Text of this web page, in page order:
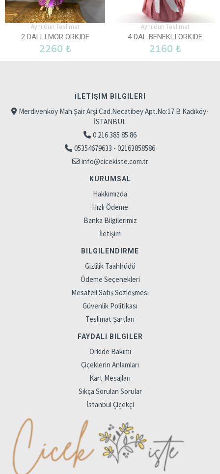
Aynı Gün Teslimat
2 DALLI MOR ORKIDE
2260 ₺
Aynı Gün Teslimat
4 DAL BENEKLI ORKIDE
2160 ₺
İLETIŞIM BILGILERI
Merdivenköy Mah.Şair Arşi Cad.Necatibey Apt.No:17 B Kadıköy-
İSTANBUL
0 216 385 85 86
05354679633 - 02163858586
info@cicekiste.com.tr
KURUMSAL
Hakkımızda
Hızlı Ödeme
Banka Bilgilerimiz
İletişim
BILGILENDIRME
Gizlilik Taahhüdü
Ödeme Seçenekleri
Mesafeli Satış Sözleşmesi
Güvenlik Politikası
Teslimat Şartları
FAYDALI BILGILER
Orkide Bakımı
Çiçeklerin Anlamları
Kart Mesajları
Sıkça Sorulan Sorular
İstanbul Çiçekçi